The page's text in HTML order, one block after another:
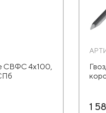
СВФС 4х100,
1